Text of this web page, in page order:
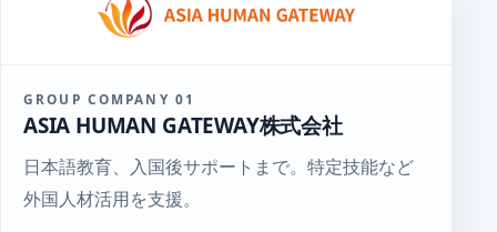
GROUP COMPANY 01
ASIA HUMAN GATEWAY株式会社
日本語教育、入国後サポートまで。特定技能など
外国人材活用を支援。